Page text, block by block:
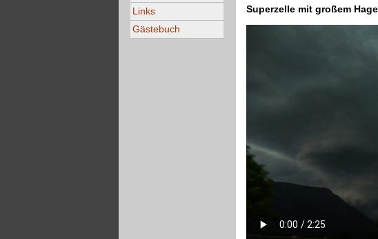
Links
Gästebuch
Superzelle mit großem